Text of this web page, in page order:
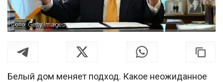
Фото: Getty Images
Белый дом меняет подход. Какое неожиданное